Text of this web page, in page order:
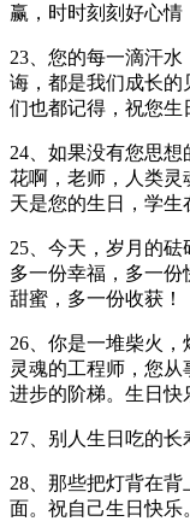
赢，时时刻刻好心情
23、您的每一滴汗
诲，都是我们成长
们也都记得，祝您生
24、如果没有您思
花啊，老师，人类灵
天是您的生日，学生
25、今天，岁月的
多一份幸福，多一
甜蜜，多一份收获！
26、你是一堆柴火
灵魂的工程师，您
进步的阶梯。生日快
27、别人生日吃的长
28、那些把灯背在
面。祝自己生日快乐